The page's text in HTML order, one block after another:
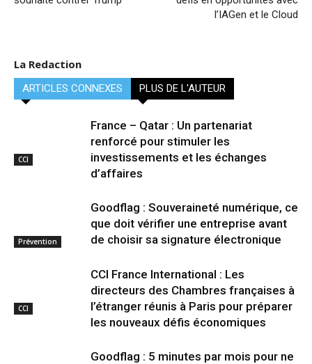
l’IAGen et le Cloud
La Redaction
ARTICLES CONNEXES PLUS DE L'AUTEUR
CCI
France – Qatar : Un partenariat
renforcé pour stimuler les
investissements et les échanges
d’affaires
Prévention
Goodflag : Souveraineté numérique, ce
que doit vérifier une entreprise avant
de choisir sa signature électronique
CCI
CCI France International : Les
directeurs des Chambres françaises à
l’étranger réunis à Paris pour préparer
les nouveaux défis économiques
Goodflag : 5 minutes par mois pour ne